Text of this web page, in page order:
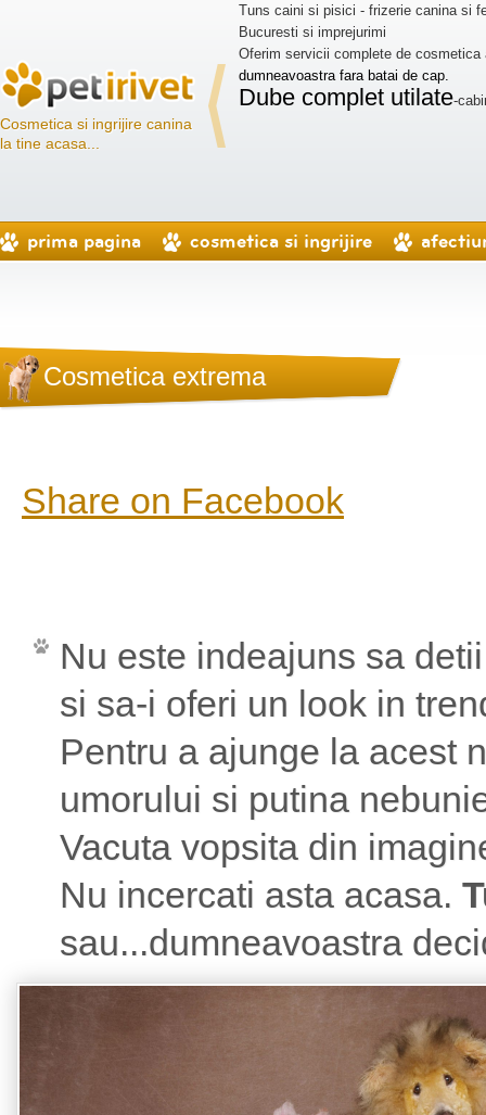
Cosmetica si ingrijire canina
la tine acasa...
Tuns caini si pisici - frizerie canina si
Bucuresti si imprejurimi
Oferim servicii complete de
dumneavoastra fara batai de cap.
Dube complet utilate-
prima pagina cosmetica si ingrijire
Cosmetica extrema
Share on Facebook
Nu este indeajuns sa
si sa-i oferi un look in
Pentru a ajunge la acest
umorului si putina
Vacuta vopsita din
Nu incercati asta acasa.
sau...dumneavoastra